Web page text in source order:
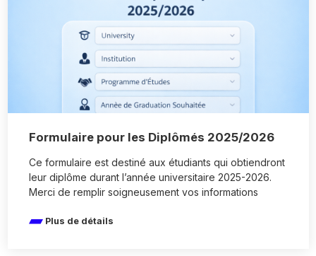
Formulaire pour les Diplômés 2025/2026
Ce formulaire est destiné aux étudiants qui obtiendront
leur diplôme durant l’année universitaire 2025-2026.
Merci de remplir soigneusement vos informations
Plus de détails